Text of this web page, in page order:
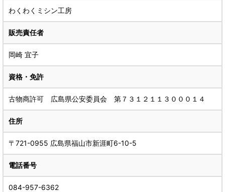
わくわくミシン工房
販売責任者
岡崎 宜子
資格・免許
古物商許可 広島県公安委員会 第７３１２１１３０００１４
住所
〒721-0955 広島県福山市新涯町6-10-5
電話番号
084-957-6362